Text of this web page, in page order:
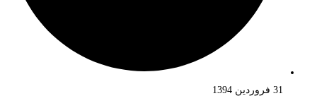
31 فروردین 1394